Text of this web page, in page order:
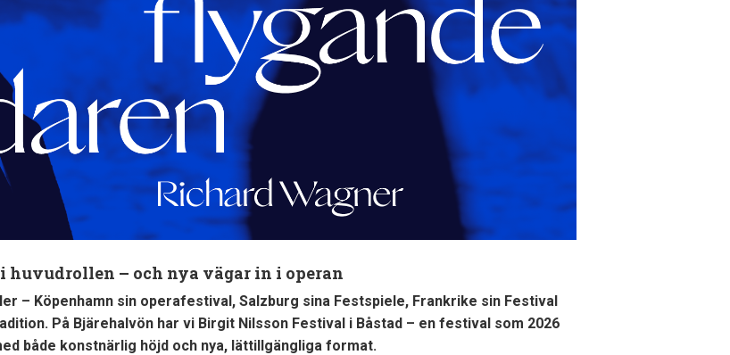
– och nya vägar in i operan
– Köpenhamn sin operafestival, Salzburg sina Festspiele, Frankrike sin Festival
På Bjärehalvön har vi Birgit Nilsson Festival i Båstad – en festival som 2026
både konstnärlig höjd och nya, lättillgängliga format.